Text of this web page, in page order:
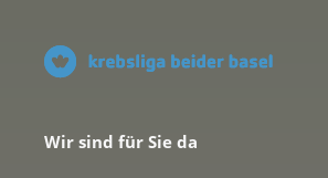
Wir sind für Sie da